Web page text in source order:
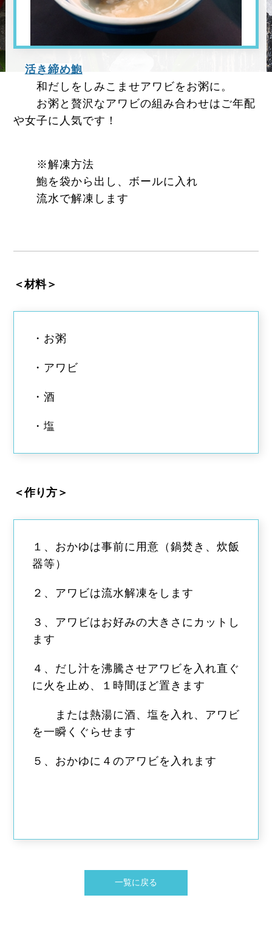
活き締め鮑
和だしをしみこませアワビをお粥に。
お粥と贅沢なアワビの組み合わせはご年配
や女子に人気です！
※解凍方法
鮑を袋から出し、ボールに入れ
流水で解凍します
＜材料＞
・お粥
・アワビ
・酒
・塩
＜作り方＞
１、おかゆは事前に用意（鍋焚き、炊飯
器等）
２、アワビは流水解凍をします
３、アワビはお好みの大きさにカットし
ます
４、だし汁を沸騰させアワビを入れ直ぐ
に火を止め、１時間ほど置きます
または熱湯に酒、塩を入れ、アワビ
を一瞬くぐらせます
５、おかゆに４のアワビを入れます
一覧に戻る